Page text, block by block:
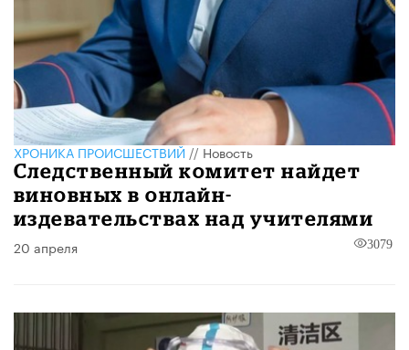
ХРОНИКА ПРОИСШЕСТВИЙ//Новость
Следственный комитет найдет
виновных в онлайн-
издевательствах над учителями
20 апреля 3079